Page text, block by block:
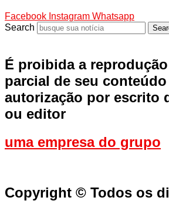
Facebook Instagram Whatsapp
Search
É proibida a
parcial de seu conteúdo
autorização por escrito
ou editor
uma empresa do grupo
Copyright © Todos os